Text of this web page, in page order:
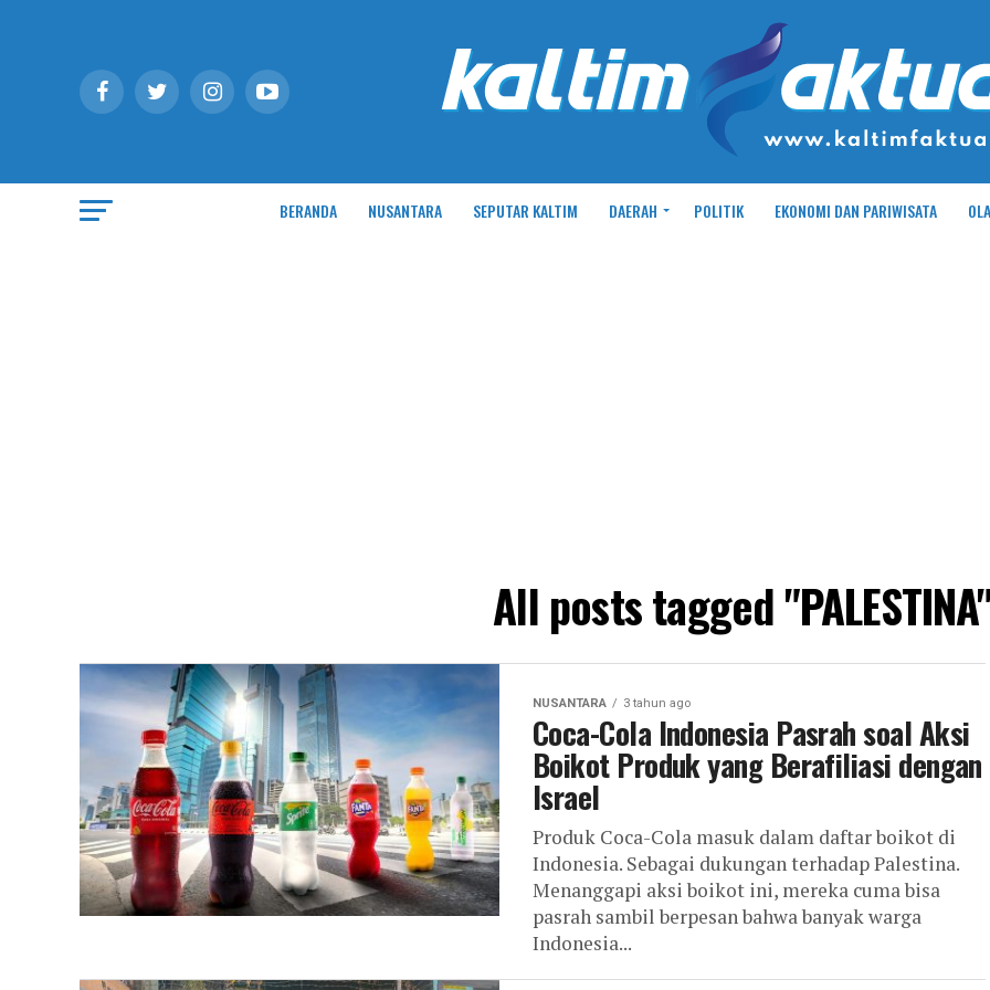
BERANDA NUSANTARA SEPUTAR KALTIM DAERAH POLITIK EKONOMI DAN PARIWISATA
All posts tagged
NUSANTARA 3 tahun ago
Coca-Cola Indonesia Pasrah soal Aksi
Boikot Produk yang Berafiliasi dengan
Israel
Produk Coca-Cola masuk dalam daftar boikot di
Indonesia. Sebagai dukungan terhadap Palestina.
Menanggapi aksi boikot ini, mereka cuma bisa
pasrah sambil berpesan bahwa banyak warga
Indonesia...